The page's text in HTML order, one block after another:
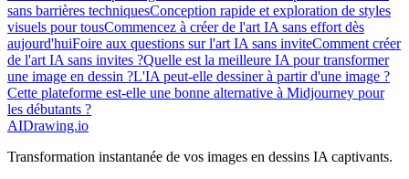
sans barrières techniquesConception rapide et exploration de styles
visuels pour tousCommencez à créer de l'art IA sans effort dès
aujourd'huiFoire aux questions sur l'art IA sans inviteComment créer
de l'art IA sans invites ?Quelle est la meilleure IA pour transformer
une image en dessin ?L'IA peut-elle dessiner à partir d'une image ?
Cette plateforme est-elle une bonne alternative à Midjourney pour
les débutants ?
AIDrawing.io
Transformation instantanée de vos images en dessins IA captivants.